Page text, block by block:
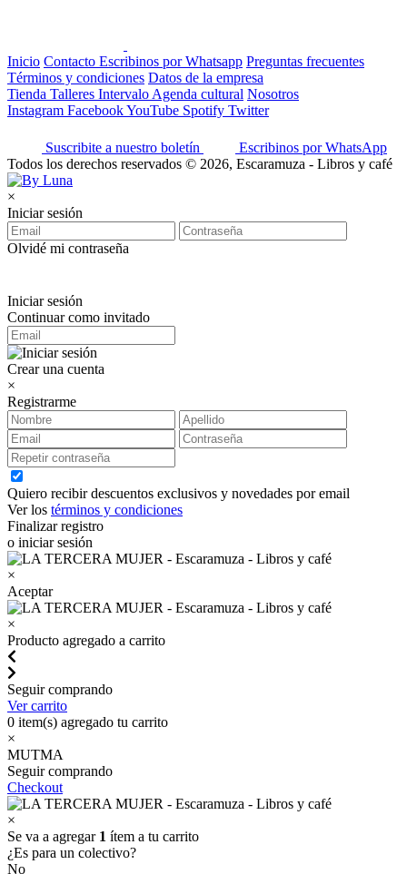
Inicio Contacto Escribinos por Whatsapp Preguntas frecuentes
Términos y condiciones Datos de la empresa
Tienda Talleres Intervalo Agenda cultural Nosotros
Instagram FacebookYouTube Spotify Twitter
Suscribite a nuestro boletín
Escribinos por WhatsApp
Todos los derechos reservados © 2026, Escaramuza - Libros y café
×
Iniciar sesión
Olvidé mi contraseña
Iniciar sesión
Continuar como invitado
Crear una cuenta
×
Registrarme
Quiero recibir descuentos exclusivos y novedades por email
Ver los términos y condiciones
Finalizar registro
o iniciar sesión
×
Aceptar
×
Producto agregado a carrito
Seguir comprando
Ver carrito
0 item(s) agregado tu carrito
×
MUTMA
Seguir comprando
Checkout
×
Se va a agregar 1 ítem a tu carrito
¿Es para un colectivo?
No